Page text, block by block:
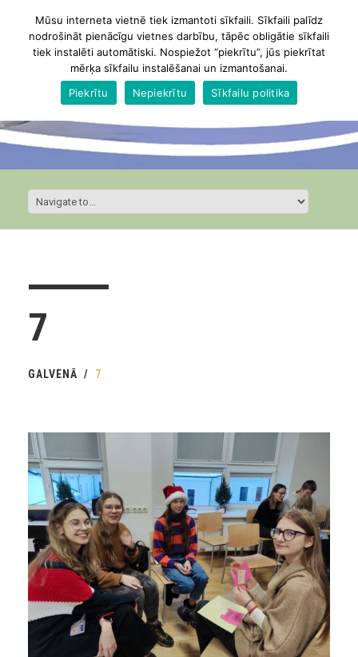
7
GALVENĀ 7
Mūsu interneta vietnē tiek izmantoti sīkfaili. Sīkfaili palīdz
nodrošināt pienācīgu vietnes darbību, tāpēc obligātie sīkfaili
tiek instalēti automātiski. Nospiežot “piekrītu”, jūs piekrītat
mērķa sīkfailu instalēšanai un izmantošanai.
Piekrītu
Nepiekrītu Sīkfailu politika